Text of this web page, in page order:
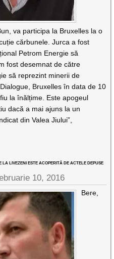
va participa la Bruxelles la o
cărbunele. Jurca a fost
Petrom Energie să
fost desemnat de către
să reprezint minerii de
Bruxelles în data de 10
la înălțime. Este apogeul
dacă a mai ajuns la un
din Valea Jiului”,
LIVEZENI ESTE ACOPERITĂ DE ACTELE DEPUSE
10, 2016
Bere,